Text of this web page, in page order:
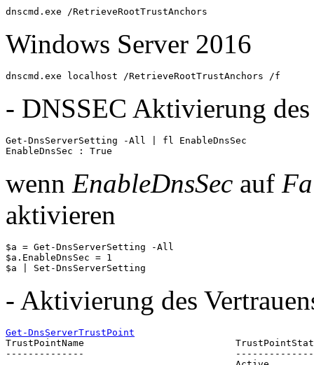
dnscmd.exe /RetrieveRootTrustAnchors
Windows Server 2016
dnscmd.exe localhost /RetrieveRootTrustAnchors /f
- DNSSEC Aktivierung
Get-DnsServerSetting -All | fl EnableDnsSec
EnableDnsSec : True
wenn EnableDnsSec auf
aktivieren
$a = Get-DnsServerSetting -All
$a.EnableDnsSec = 1
$a | Set-DnsServerSetting
- Aktivierung des
Get-DnsServerTrustPoint
TrustPointName                           TrustPointState
--------------